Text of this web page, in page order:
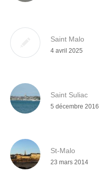
Saint Malo
4 avril 2025
Saint Suliac
5 décembre 2016
St-Malo
23 mars 2014